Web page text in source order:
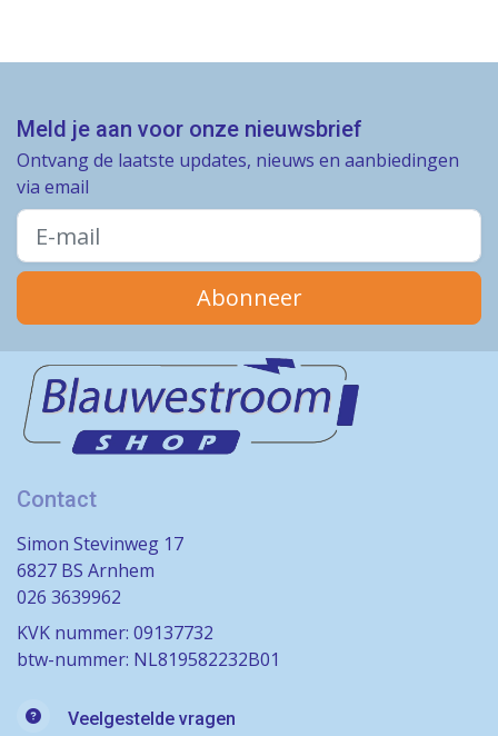
Meld je aan voor onze nieuwsbrief
Ontvang de laatste updates, nieuws en aanbiedingen
via email
Abonneer
Contact
Simon Stevinweg 17
6827 BS Arnhem
026 3639962
KVK nummer: 09137732
btw-nummer: NL819582232B01
Veelgestelde vragen